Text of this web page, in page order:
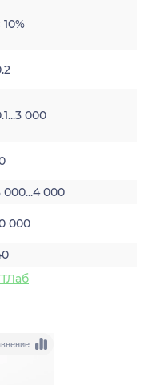
10%
000
000...4 000
000